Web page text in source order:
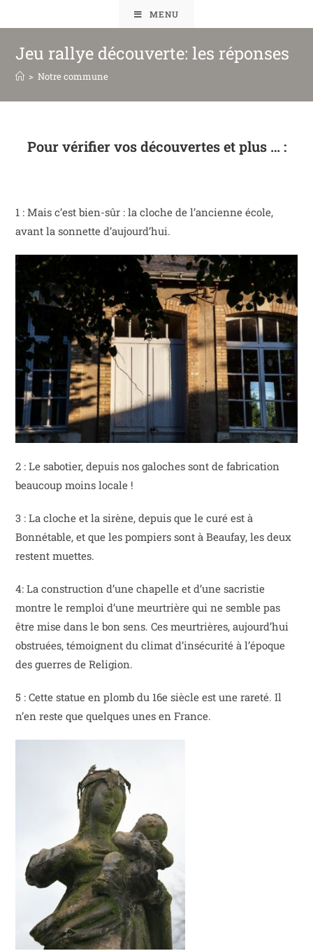
MENU
Jeu rallye découverte: les réponses
> Notre commune
Pour vérifier vos découvertes et plus … :
1 : Mais c’est bien-sûr : la cloche de l’ancienne école,
avant la sonnette d’aujourd’hui.
2 : Le sabotier, depuis nos galoches sont de fabrication
beaucoup moins locale !
3 : La cloche et la sirène, depuis que le curé est à
Bonnétable, et que les pompiers sont à Beaufay, les deux
restent muettes.
4: La construction d’une chapelle et d’une sacristie
montre le remploi d’une meurtrière qui ne semble pas
être mise dans le bon sens. Ces meurtrières, aujourd’hui
obstruées, témoignent du climat d’insécurité à l’époque
des guerres de Religion.
5 : Cette statue en plomb du 16e siècle est une rareté. Il
n’en reste que quelques unes en France.